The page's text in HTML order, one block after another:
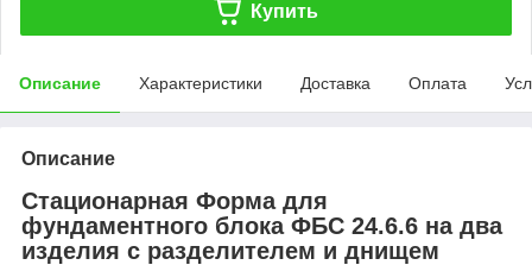
Купить
Описание Характеристики Доставка Оплата
Описание
Стационарная Форма для
фундаментного блока ФБС 24.6.6 на два
изделия с разделителем и днищем